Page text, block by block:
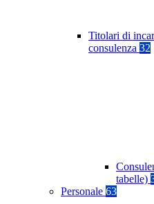
Titolari di
consulenza 32
tabelle)
Personale 63